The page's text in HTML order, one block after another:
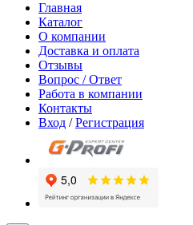
Главная
Каталог
О компании
Доставка и оплата
Отзывы
Вопрос / Ответ
Работа в компании
Контакты
Вход /Регистрация